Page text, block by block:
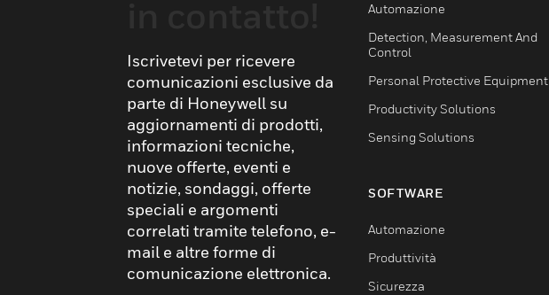
Iscrivetevi per ricevere
comunicazioni esclusive da
parte di Honeywell su
aggiornamenti di prodotti,
informazioni tecniche,
nuove offerte, eventi e
notizie, sondaggi, offerte
speciali e argomenti
correlati tramite telefono, e-
mail e altre forme di
comunicazione elettronica.
Automazione
Detection, Measurement And
Control
Personal Protective Equipment
Productivity Solutions
Sensing Solutions
SOFTWARE
Automazione
Produttività
Sicurezza